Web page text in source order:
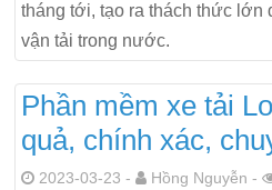
tháng tới, tạo ra thách thức lớn
vận tải trong nước.
Phần mềm xe tải
quả, chính xác,
2023-03-23 - Hồng Nguyễn -